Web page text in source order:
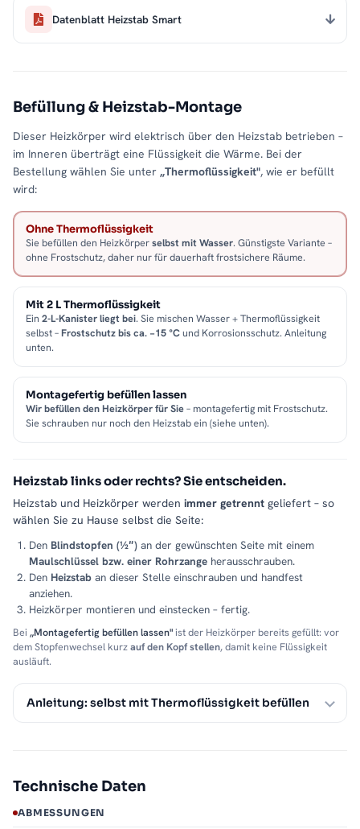
Datenblatt Heizstab Smart
Befüllung & Heizstab-Montage
Dieser Heizkörper wird elektrisch über den Heizstab betrieben –
im Inneren überträgt eine Flüssigkeit die Wärme. Bei der
Bestellung wählen Sie unter „Thermoflüssigkeit", wie er befüllt
wird:
Ohne Thermoflüssigkeit
Sie befüllen den Heizkörperselbst mit Wasser. Günstigste Variante –
ohne Frostschutz, daher nur für dauerhaft frostsichere Räume.
Mit 2 L Thermoflüssigkeit
Ein 2-L-Kanister liegt bei. Sie mischen Wasser + Thermoflüssigkeit
selbst –Frostschutz bis ca. −15 °Cund Korrosionsschutz. Anleitung
unten.
Montagefertig befüllen lassen
Wir befüllen den Heizkörper für Sie– montagefertig mit Frostschutz.
Sie schrauben nur noch den Heizstab ein (siehe unten).
Heizstab links oder rechts? Sie entscheiden.
Heizstab und Heizkörper werden immer getrennt geliefert – so
wählen Sie zu Hause selbst die Seite:
Den Blindstopfen (½″) an der gewünschten Seite mit einem
Maulschlüssel bzw. einer Rohrzange herausschrauben.
Den Heizstab an dieser Stelle einschrauben und handfest
anziehen.
Heizkörper montieren und einstecken – fertig.
Bei „Montagefertig befüllen lassen"ist der Heizkörper bereits gefüllt: vor
dem Stopfenwechsel kurzauf den Kopf stellen, damit keine Flüssigkeit
ausläuft.
Anleitung: selbst mit Thermoflüssigkeit befüllen
Technische Daten
ABMESSUNGEN